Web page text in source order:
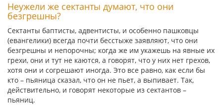
Неужели же сектанты думают, что они
безгрешны?
Сектанты баптисты, адвентисты, и особенно пашковцы
(евангелики) всегда почти бесстыже заявляют, что они
безгрешны и непорочны; когда же им укажешь на явные их
грехи, они и тут не каются, а говорят, что у них нет грехов,
хотя они и согрешают иногда. Это все равно, как если бы
кто – пьяница сказал, что он не пьет, а выпивает. Так,
действительно, и говорят некоторые из сектантов –
пьяниц.